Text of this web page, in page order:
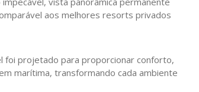
aos melhores resorts privados
foi projetado para proporcionar conforto,
marítima, transformando cada ambiente